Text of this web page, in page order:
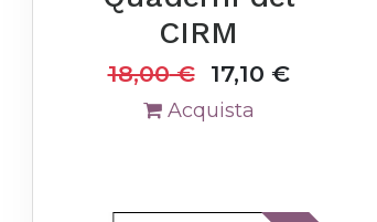
CIRM
18,00€ 17,10 €
Acquista